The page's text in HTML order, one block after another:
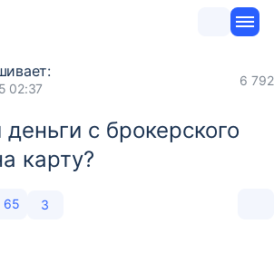
02:37
6 792
с брокерского
карту?
65 3